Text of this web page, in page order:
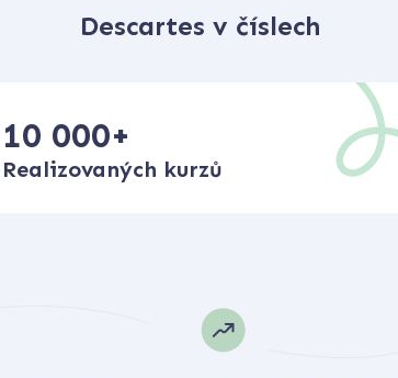
Descartes v číslech
10 000+
Realizovaných kurzů